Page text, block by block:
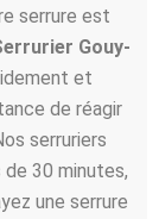
serrure est
Gouy-
et
de réagir
serruriers
30 minutes,
une serrure